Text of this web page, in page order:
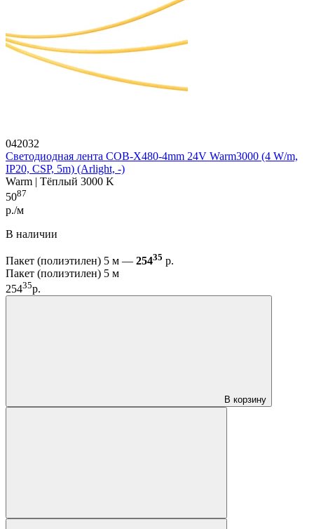
042032
Светодиодная лента COB-X480-4mm 24V Warm3000 (4 W/m,
IP20, CSP, 5m) (Arlight, -)
Warm | Тёплый 3000 K
5087
р./м
В наличии
Пакет (полиэтилен) 5 м — 25435 р.
Пакет (полиэтилен) 5 м
25435р.
В корзину